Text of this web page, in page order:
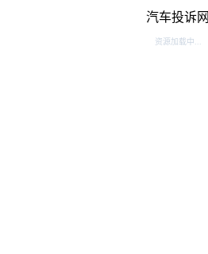
汽车投诉网
资源加载中...